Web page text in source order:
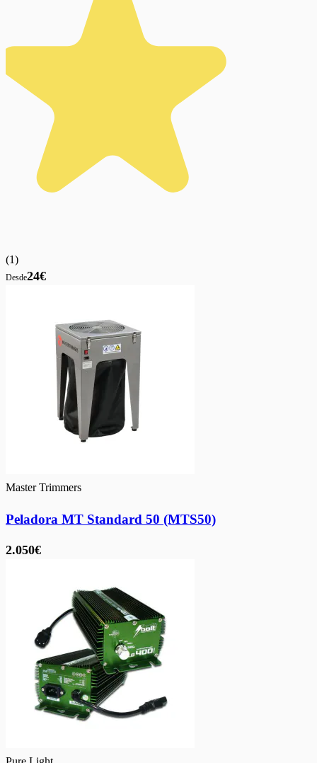
(1)
Desde24€
Master Trimmers
Peladora MT Standard 50 (MTS50)
2.050€